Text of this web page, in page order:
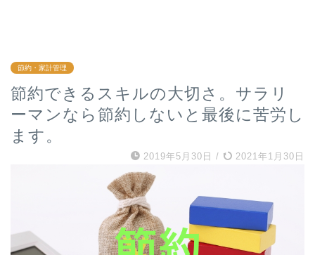
節約・家計管理
節約できるスキルの大切さ。サラリ
ーマンなら節約しないと最後に苦労し
ます。
2019年5月30日 / 2021年1月30日